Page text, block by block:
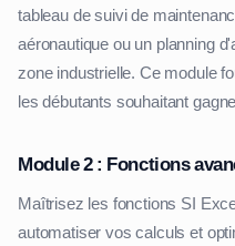
tableau de suivi de
aéronautique ou un planning
zone industrielle. Ce module
les débutants souhaitant
Module 2 : Fonctions
Maîtrisez les fonctions SI
automatiser vos calculs et